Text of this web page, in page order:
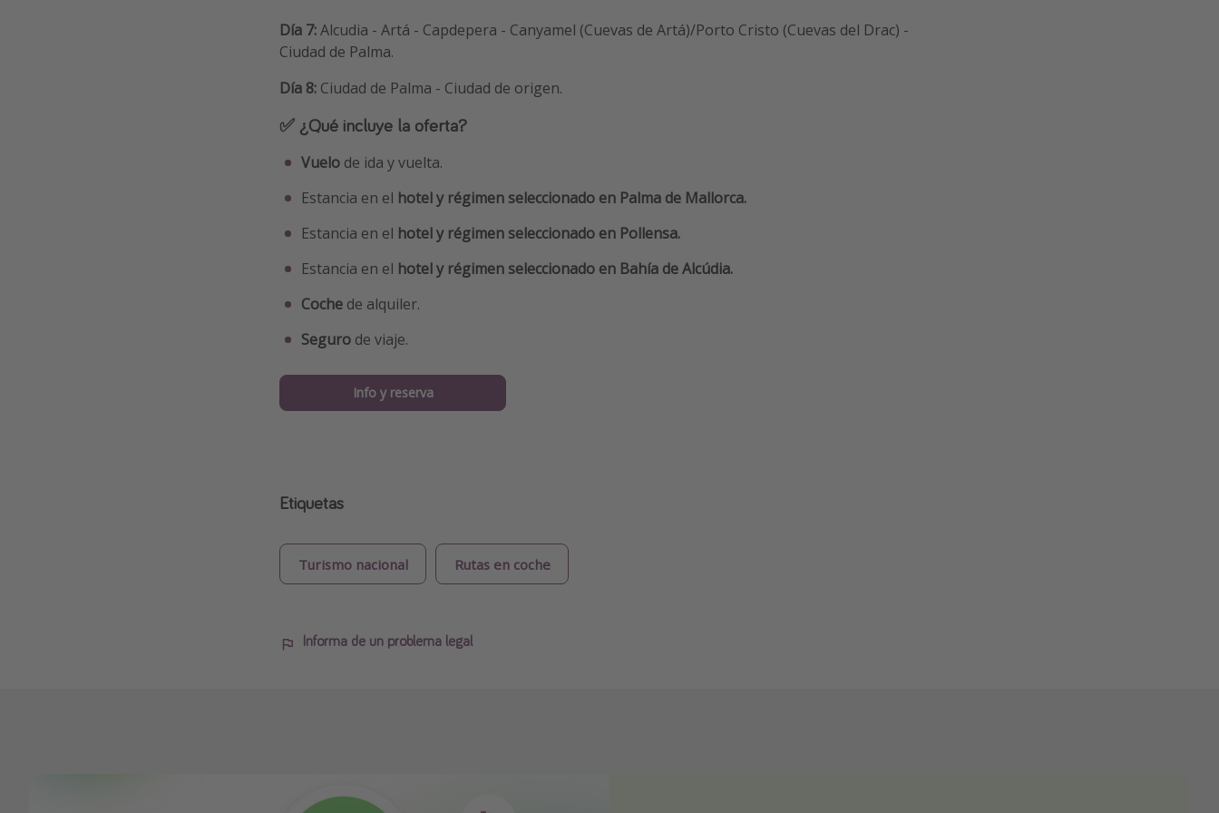
Día 7:Alcudia - Artá - Capdepera - Canyamel (Cuevas de Artá)/Porto Cristo (Cuevas del Drac) -
Ciudad de Palma.
Día 8: Ciudad de Palma - Ciudad de origen.
✅ ¿Qué incluye la oferta?
Vuelo de ida y vuelta.
Estancia en el hotel y régimen seleccionado en Palma de Mallorca.
Estancia en el hotel y régimen seleccionado en Pollensa.
Estancia en el hotel y régimen seleccionado en Bahía de Alcúdia.
Coche de alquiler.
Seguro de viaje.
Info y reserva
Etiquetas
Turismo nacional Rutas en coche
Informa de un problema legal